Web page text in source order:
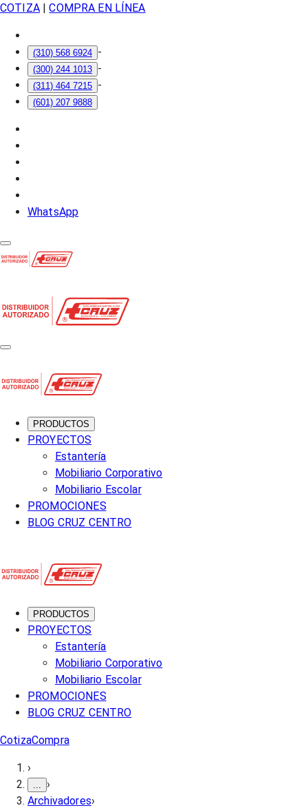
COTIZA| COMPRA EN LÍNEA
(310) 568 6924 -
(300) 244 1013 -
(311) 464 7215 -
(601) 207 9888
WhatsApp
PRODUCTOS
PROYECTOS
Estantería
Mobiliario Corporativo
Mobiliario Escolar
PROMOCIONES
BLOG CRUZ CENTRO
PRODUCTOS
PROYECTOS
Estantería
Mobiliario Corporativo
Mobiliario Escolar
PROMOCIONES
BLOG CRUZ CENTRO
CotizaCompra
›
›
Archivadores›